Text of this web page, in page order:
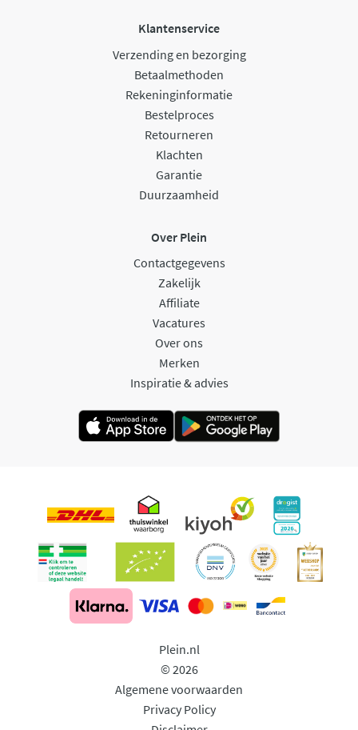
Klantenservice
Verzending en bezorging
Betaalmethoden
Rekeninginformatie
Bestelproces
Retourneren
Klachten
Garantie
Duurzaamheid
Over Plein
Contactgegevens
Zakelijk
Affiliate
Vacatures
Over ons
Merken
Inspiratie & advies
Plein.nl
© 2026
Algemene voorwaarden
Privacy Policy